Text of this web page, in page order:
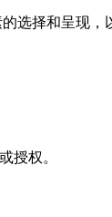
选择和呈现，
授权。